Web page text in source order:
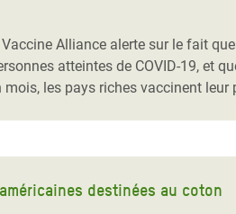
de
Alliance alerte sur le fait
atteintes de COVID-19, et
les pays riches vaccinent
destinées au coton